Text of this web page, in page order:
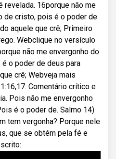
revelada. 16porque não me
de cristo, pois é o poder de
aquele que crê; Primeiro
Webclique no versículo
não me envergonho do
o poder de deus para
crê; Webveja mais
Comentário crítico e
Pois não me envergonho
é o poder de. Salmo 14)
tem vergonha? Porque nele
que se obtém pela fé e